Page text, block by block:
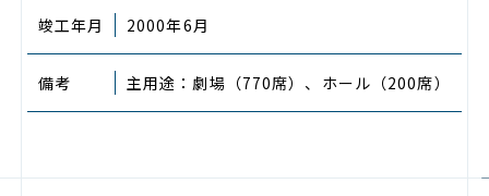
竣工年月 2000年6月
備考 主用途：劇場（770席）、ホール（200席）